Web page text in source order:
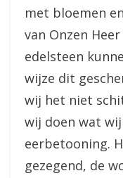
met bloemen
van Onzen
edelsteen
wijze dit
wij het niet
wij doen wat
eerbetooning.
gezegend, de